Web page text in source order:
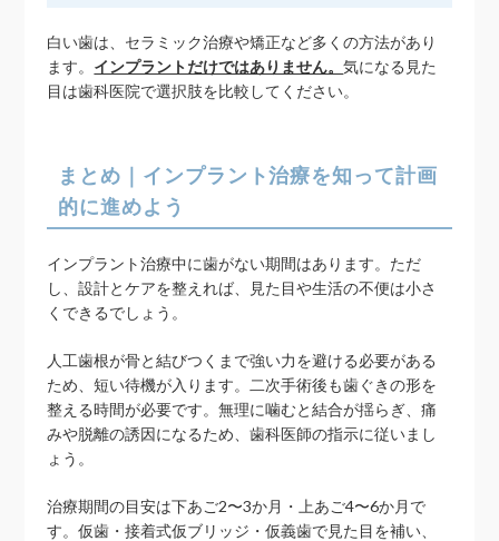
白い歯は、セラミック治療や矯正など多くの方法があり
ます。 インプラントだけではありません。気になる見た
目は歯科医院で選択肢を比較してください。
まとめ｜インプラント治療を知って計画
的に進めよう
インプラント治療中に歯がない期間はあります。ただ
し、設計とケアを整えれば、見た目や生活の不便は小さ
くできるでしょう。
人工歯根が骨と結びつくまで強い力を避ける必要がある
ため、短い待機が入ります。二次手術後も歯ぐきの形を
整える時間が必要です。無理に噛むと結合が揺らぎ、痛
みや脱離の誘因になるため、歯科医師の指示に従いまし
ょう。
治療期間の目安は下あご2〜3か月・上あご4〜6か月で
す。仮歯・接着式仮ブリッジ・仮義歯で見た目を補い、